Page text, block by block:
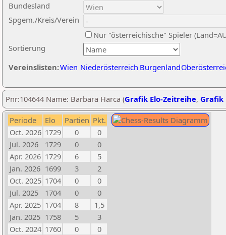
Sortierung
Bundesland
Spgem./Kreis/Verein
Nur "österreichische" Spieler
Vereinslisten:Wien Niederösterreich Burgenland
Pnr:104644 Name: Barbara Harca (Grafik Elo-Zeitreihe, Grafik
Periode Elo Partien Pkt.
Oct. 2026 1729 0
0
Jul. 2026
1729 0
0
Apr. 2026 1729 6
5
Jan. 2026 1699 3
2
Oct. 2025 1704 0
0
Jul. 2025
1704 0
0
Apr. 2025 1704 8
1,5
Jan. 2025 1758 5
3
Oct. 2024 1760 0
0